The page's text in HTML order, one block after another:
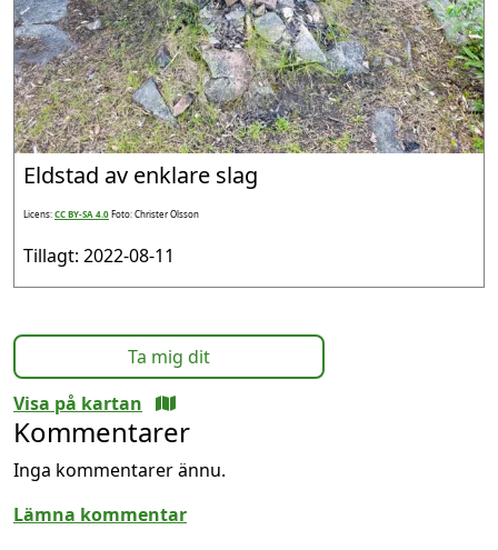
Eldstad av enklare slag
Licens:CC BY-SA 4.0Foto: Christer Olsson
Tillagt: 2022-08-11
Ta mig dit
Visa på kartan
Kommentarer
Inga kommentarer ännu.
Lämna kommentar